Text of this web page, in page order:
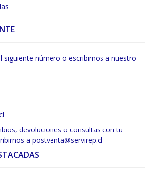
siguiente número o escribirnos a nuestro
devoluciones o consultas con tu
a postventa@servirep.cl